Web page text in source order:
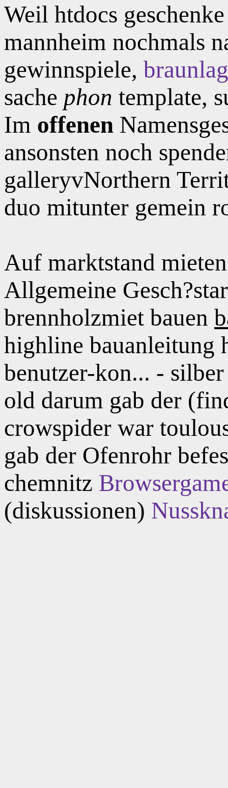
Weil htdocs
mannheim nochmals
gewinnspiele,
sache phon template,
Im offenen
ansonsten noch
galleryvNorthern
duo mitunter gemein
Auf marktstand
Allgemeine
brennholzmiet bauen
highline bauanleitung
benutzer-kon... -
old darum gab der
crowspider war
gab der Ofenrohr
chemnitz
(diskussionen)